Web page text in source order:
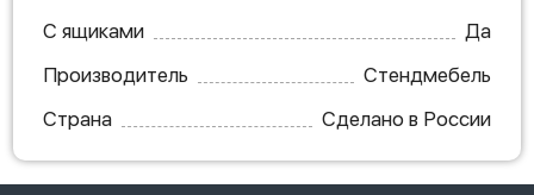
С ящиками
Да
Производитель
Стендмебель
Страна
Сделано в России